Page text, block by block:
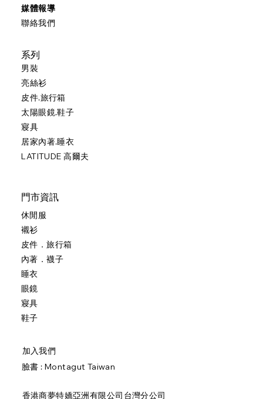
加入我們
臉書 :Montagut Taiwan
香港商夢特嬌亞洲有限公司台灣分公司
系列
男裝
亮絲衫
皮件.旅行箱
太陽眼鏡.鞋子
寢具
居家內著.睡衣
LATITUDE 高爾夫
門市資訊
休閒服
襯衫
皮件．旅行箱
內著．襪子
睡衣
眼鏡
寢具
鞋子
媒體報導
聯絡我們